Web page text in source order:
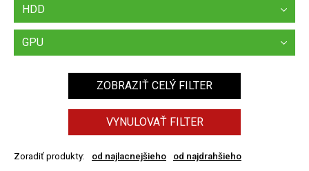
HDD
GPU
ZOBRAZIŤ CELÝ FILTER
VYNULOVAŤ FILTER
Zoradiť produkty: od najlacnejšieho od najdrahšieho